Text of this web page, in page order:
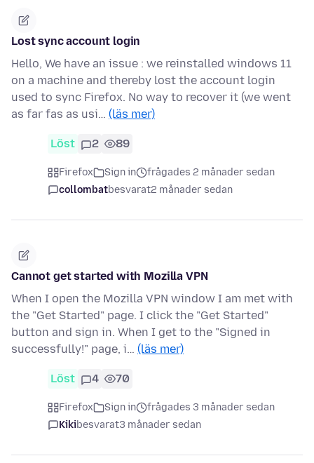
Lost sync account login
Hello, We have an issue : we reinstalled windows 11
on a machine and thereby lost the account login
used to sync Firefox. No way to recover it (we went
as far fas as usi… (läs mer)
Löst 2 89
Firefox Sign in
frågades 2 månader sedan
collombatbesvarat2 månader sedan
Cannot get started with Mozilla VPN
When I open the Mozilla VPN window I am met with
the "Get Started" page. I click the "Get Started"
button and sign in. When I get to the "Signed in
successfully!" page, i… (läs mer)
Löst 4 70
Firefox Sign in
frågades 3 månader sedan
Kikibesvarat3 månader sedan